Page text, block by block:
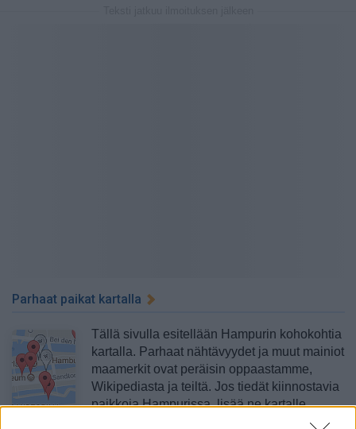
Parhaat paikat kartalla
Tällä sivulla esitellään Hampurin kohokohtia
kartalla. Parhaat nähtävyydet ja muut mainiot
maamerkit ovat peräisin oppaastamme,
Wikipediasta ja teiltä. Jos tiedät kiinnostavia
paikkoja Hampurissa, lisää ne kartalle
Hampurin parhaat